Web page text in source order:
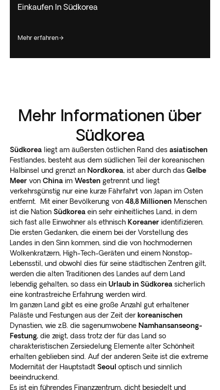
Einkaufen In Südkorea
mehr erfahren
Mehr Informationen über
Südkorea
Südkorea liegt am äußersten östlichen Rand des asiatischen
Festlandes, besteht aus dem südlichen Teil der koreanischen
Halbinsel und grenzt an Nordkorea, ist aber durch das Gelbe
Meer von China im Westen getrennt und liegt
verkehrsgünstig nur eine kurze Fährfahrt von Japan im Osten
entfernt. Mit einer Bevölkerung von 48,8 Millionen Menschen
ist die Nation Südkorea ein sehr einheitliches Land, in dem
sich fast alle Einwohner als ethnisch Koreaner identifizieren.
Die ersten Gedanken, die einem bei der Vorstellung des
Landes in den Sinn kommen, sind die von hochmodernen
Wolkenkratzern, High-Tech-Geräten und einem Nonstop-
Lebensstil, und obwohl dies für seine städtischen Zentren gilt,
werden die alten Traditionen des Landes auf dem Land
lebendig gehalten, so dass ein Urlaub in Südkorea sicherlich
eine kontrastreiche Erfahrung werden wird.
Im ganzen Land gibt es eine große Anzahl gut erhaltener
Paläste und Festungen aus der Zeit der koreanischen
Dynastien, wie z.B. die sagenumwobene Namhansanseong-
Festung, die zeigt, dass trotz der für das Land so
charakteristischen Zersiedelung Elemente alter Schönheit
erhalten geblieben sind. Auf der anderen Seite ist die extreme
Modernität der Hauptstadt Seoul optisch und sinnlich
beeindruckend.
Es ist ein führendes Finanzzentrum, dicht besiedelt und